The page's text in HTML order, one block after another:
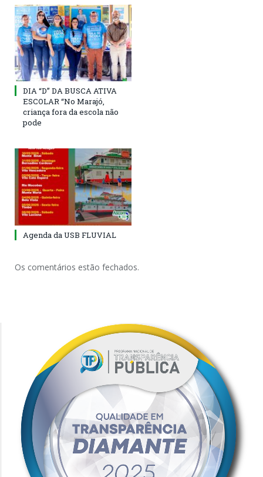
DIA “D” DA BUSCA ATIVA
ESCOLAR “No Marajó,
criança fora da escola não
pode
Agenda da USB FLUVIAL
Os comentários estão fechados.